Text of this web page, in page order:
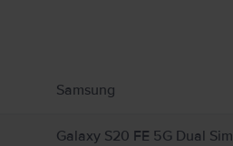
Samsung
Galaxy S20 FE 5G Dual Sim